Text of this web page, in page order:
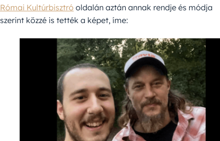
Római Kultúrbisztró oldalán aztán annak rendje és módja
szerint közzé is tették a képet, íme: